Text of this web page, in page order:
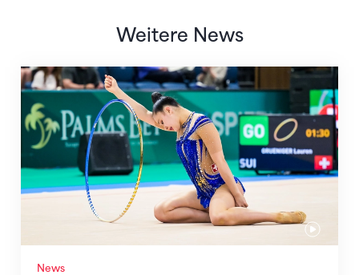
Weitere News
News
Nächster Halt: Weltmeisterschaft